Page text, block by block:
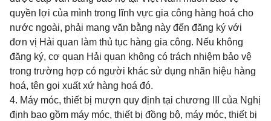
quyền lợi của mình trong lĩnh vực gia công hàng hoá cho
nước ngoài, phải mang văn bằng này đến đăng ký với
đơn vị Hải quan làm thủ tục hàng gia công. Nếu không
đăng ký, cơ quan Hải quan không có trách nhiệm bảo vệ
trong trường hợp có người khác sử dụng nhãn hiệu hàng
hoá, tên gọi xuất xứ hàng hoá đó.
4. Máy móc, thiết bị mượn quy định tại chương III của Nghị
định bao gồm máy móc, thiết bị đồng bộ, máy móc, thiết bị